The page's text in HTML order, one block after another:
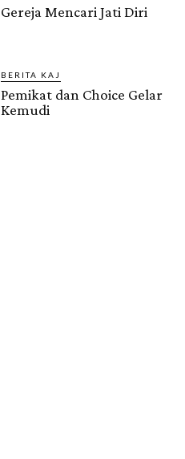
Gereja Mencari Jati Diri
BERITA KAJ
Pemikat dan Choice Gelar
Kemudi